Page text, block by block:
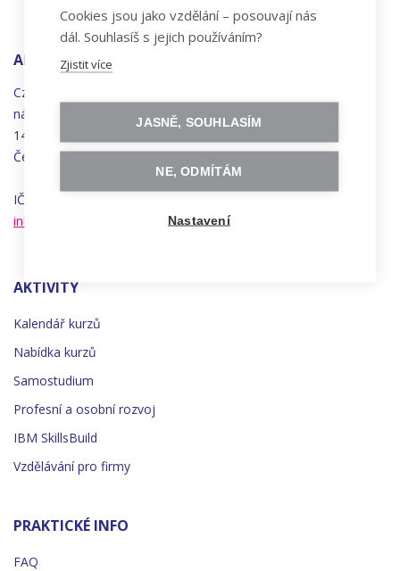
ADRESA
Czechitas, z.ú.
náměstí
Synků 1748/17
140 00 Praha 4 - Nusle
Česká republika
IČO 22834958 | DIČ CZ22834958
info@czechitas.cz
AKTIVITY
Kalendář kurzů
Nabídka kurzů
Samostudium
Profesní a osobní rozvoj
IBM SkillsBuild
Vzdělávání pro firmy
PRAKTICKÉ INFO
FAQ
Cookies jsou jako vzdělání – posouvají nás
dál. Souhlasíš s jejich používáním?
Zjistit více
JASNĚ, SOUHLASÍM
NE, ODMÍTÁM
Nastavení